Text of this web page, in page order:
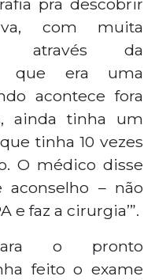
com muita
através da
que era uma
acontece fora
ainda tinha um
tinha 10 vezes
O médico disse
– não
e faz a cirurgia’”.
o pronto
feito o exame